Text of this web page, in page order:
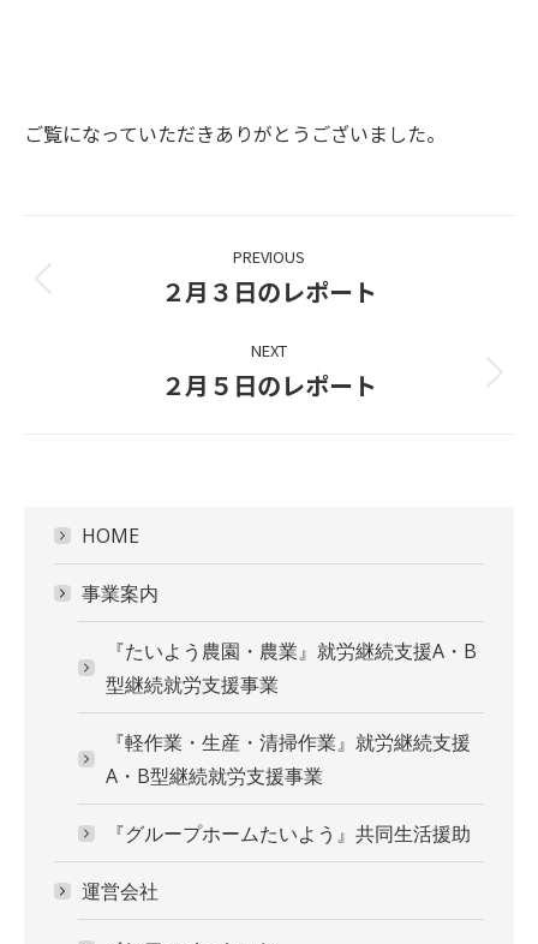
ご覧になっていただきありがとうございました。
navigation
PREVIOUS
Previous
２月３日のレポート
NEXT
Next
２月５日のレポート
HOME
事業案内
『たいよう農園・農業』就労継続支援A・B
型継続就労支援事業
『軽作業・生産・清掃作業』就労継続支援
A・B型継続就労支援事業
『グループホームたいよう』共同生活援助
運営会社